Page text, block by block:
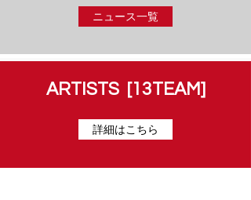
ニュース一覧
ARTISTS [13TEAM]
詳細はこちら